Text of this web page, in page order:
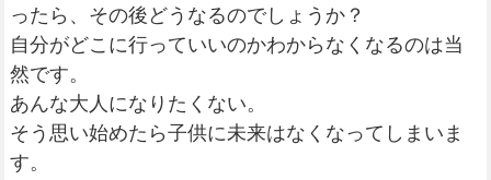
ったら、その後どうなるのでしょうか？
自分がどこに行っていいのかわからなくなるのは当
然です。
あんな大人になりたくない。
そう思い始めたら子供に未来はなくなってしまいま
す。